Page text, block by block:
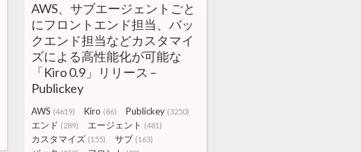
AWS、サブエージェントごと
にフロントエンド担当、バッ
クエンド担当などカスタマイ
ズによる高性能化が可能な
「Kiro 0.9」リリース –
Publickey
AWS (4619) Kiro (86) Publickey (3250)
エンド (289) エージェント (481)
カスタマイズ (155) サブ (163)